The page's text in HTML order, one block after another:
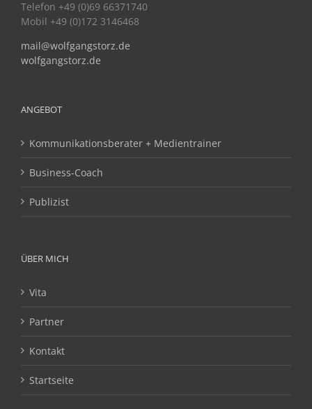
Telefon +49 (0)69 66371740
Mobil +49 (0)172 3146468
mail@wolfgangstorz.de
wolfgangstorz.de
ANGEBOT
Kommunikationsberater + Medientrainer
Business-Coach
Publizist
ÜBER MICH
Vita
Partner
Kontakt
Startseite